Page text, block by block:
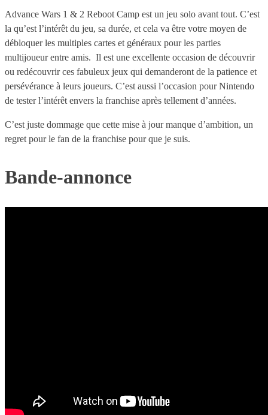
Advance Wars 1 & 2 Reboot Camp est un jeu solo avant tout. C’est
la qu’est l’intérêt du jeu, sa durée, et cela va être votre moyen de
débloquer les multiples cartes et généraux pour les parties
multijoueur entre amis. Il est une excellente occasion de découvrir
ou redécouvrir ces fabuleux jeux qui demanderont de la patience et
persévérance à leurs joueurs. C’est aussi l’occasion pour Nintendo
de tester l’intérêt envers la franchise après tellement d’années.
C’est juste dommage que cette mise à jour manque d’ambition, un
regret pour le fan de la franchise pour que je suis.
Bande-annonce